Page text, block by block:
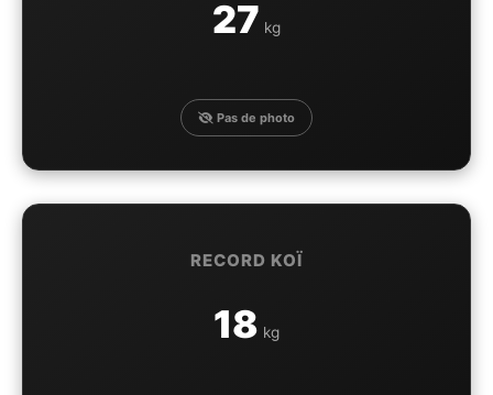
27 kg
Pas de photo
RECORD KOÏ
18 kg